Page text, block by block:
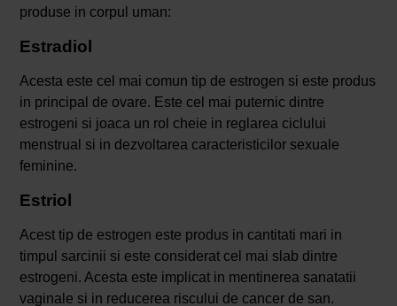
produse in corpul uman:
Estradiol
Acesta este cel mai comun tip de estrogen si este produs
in principal de ovare. Este cel mai puternic dintre
estrogeni si joaca un rol cheie in reglarea ciclului
menstrual si in dezvoltarea caracteristicilor sexuale
feminine.
Estriol
Acest tip de estrogen este produs in cantitati mari in
timpul sarcinii si este considerat cel mai slab dintre
estrogeni. Acesta este implicat in mentinerea sanatatii
vaginale si in reducerea riscului de cancer de san.